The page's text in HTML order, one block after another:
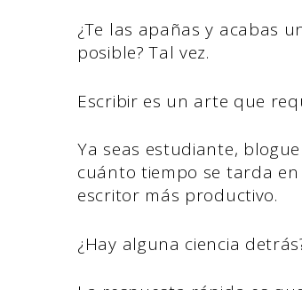
¿Te las apañas y acabas
posible? Tal vez.
Escribir es un arte que
Ya seas estudiante,
cuánto tiempo se tarda
escritor más productivo.
¿Hay alguna ciencia